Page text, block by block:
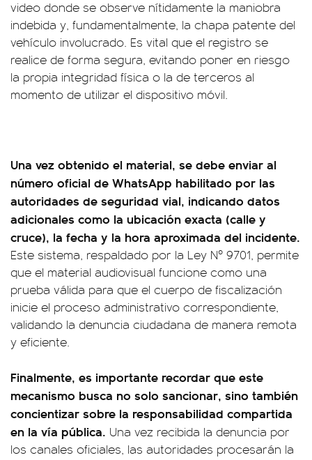
video donde se observe nítidamente la maniobra
indebida y, fundamentalmente, la chapa patente del
vehículo involucrado. Es vital que el registro se
realice de forma segura, evitando poner en riesgo
la propia integridad física o la de terceros al
momento de utilizar el dispositivo móvil.
Una vez obtenido el material, se debe enviar al
número oficial de WhatsApp habilitado por las
autoridades de seguridad vial, indicando datos
adicionales como la ubicación exacta (calle y
cruce), la fecha y la hora aproximada del incidente.
Este sistema, respaldado por la Ley Nº 9701, permite
que el material audiovisual funcione como una
prueba válida para que el cuerpo de fiscalización
inicie el proceso administrativo correspondiente,
validando la denuncia ciudadana de manera remota
y eficiente.
Finalmente, es importante recordar que este
mecanismo busca no solo sancionar, sino también
concientizar sobre la responsabilidad compartida
en la vía pública. Una vez recibida la denuncia por
los canales oficiales, las autoridades procesarán la